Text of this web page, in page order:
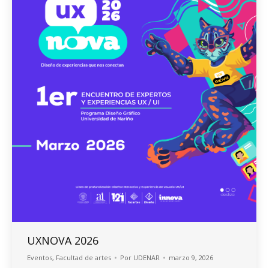
UXNOVA 2026
Eventos, Facultad de artes Por UDENAR marzo 9, 2026